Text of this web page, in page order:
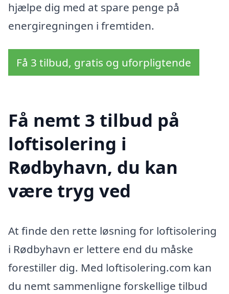
hjælpe dig med at spare penge på
energiregningen i fremtiden.
Få 3 tilbud, gratis og uforpligtende
Få nemt 3 tilbud på
loftisolering i
Rødbyhavn, du kan
være tryg ved
At finde den rette løsning for loftisolering
i Rødbyhavn er lettere end du måske
forestiller dig. Med loftisolering.com kan
du nemt sammenligne forskellige tilbud